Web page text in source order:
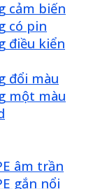
cảm biến
có pin
điều kiển
đổi màu
một màu
âm trần
gắn nổi